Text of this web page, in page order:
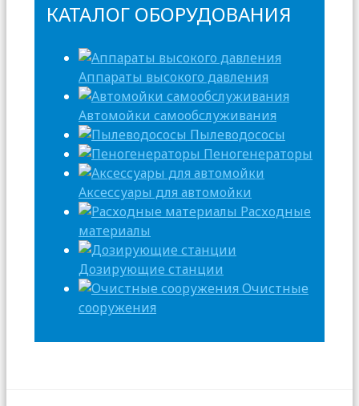
КАТАЛОГ ОБОРУДОВАНИЯ
Аппараты высокого давления
Автомойки самообслуживания
Пылеводососы
Пеногенераторы
Аксессуары для автомойки
Расходные
материалы
Дозирующие станции
Очистные
сооружения